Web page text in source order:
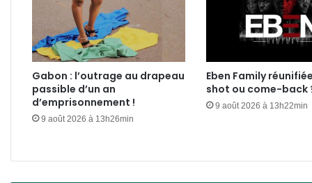
Gabon : l’outrage au drapeau
passible d’un an
d’emprisonnement !
9 août 2026 à 13h26min
Eben Family
shot ou come-back
9 août 2026 à 13h22min